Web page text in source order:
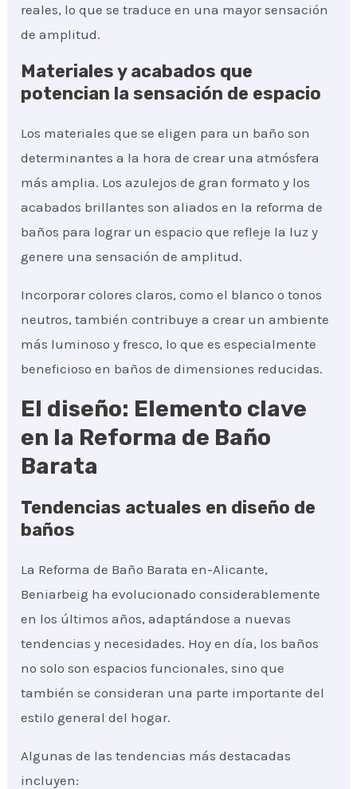
reales, lo que se traduce en una mayor sensación
de amplitud.
Materiales y acabados que
potencian la sensación de espacio
Los materiales que se eligen para un baño son
determinantes a la hora de crear una atmósfera
más amplia. Los azulejos de gran formato y los
acabados brillantes son aliados en la reforma de
baños para lograr un espacio que refleje la luz y
genere una sensación de amplitud.
Incorporar colores claros, como el blanco o tonos
neutros, también contribuye a crear un ambiente
más luminoso y fresco, lo que es especialmente
beneficioso en baños de dimensiones reducidas.
El diseño: Elemento clave
en la Reforma de Baño
Barata
Tendencias actuales en diseño de
baños
La Reforma de Baño Barata en-Alicante,
Beniarbeig ha evolucionado considerablemente
en los últimos años, adaptándose a nuevas
tendencias y necesidades. Hoy en día, los baños
no solo son espacios funcionales, sino que
también se consideran una parte importante del
estilo general del hogar.
Algunas de las tendencias más destacadas
incluyen: